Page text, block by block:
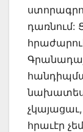
դառնում:
հրաւէր